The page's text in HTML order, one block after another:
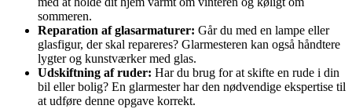
sommeren.
Reparation af glasarmaturer: Går du med en lampe eller
glasfigur, der skal repareres? Glarmesteren kan også håndtere
lygter og kunstværker med glas.
Udskiftning af ruder: Har du brug for at skifte en rude i din
bil eller bolig? En glarmester har den nødvendige ekspertise til
at udføre denne opgave korrekt.